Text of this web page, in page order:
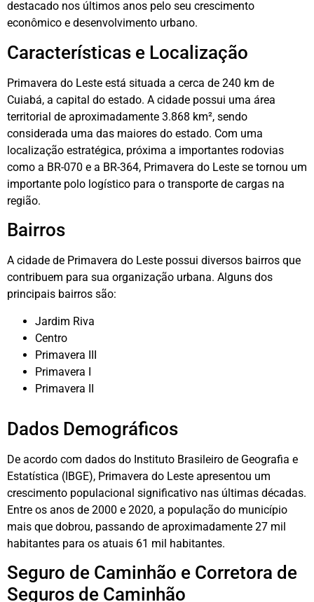
destacado nos últimos anos pelo seu crescimento
econômico e desenvolvimento urbano.
Características e Localização
Primavera do Leste está situada a cerca de 240 km de
Cuiabá, a capital do estado. A cidade possui uma área
territorial de aproximadamente 3.868 km², sendo
considerada uma das maiores do estado. Com uma
localização estratégica, próxima a importantes rodovias
como a BR-070 e a BR-364, Primavera do Leste se tornou um
importante polo logístico para o transporte de cargas na
região.
Bairros
A cidade de Primavera do Leste possui diversos bairros que
contribuem para sua organização urbana. Alguns dos
principais bairros são:
Jardim Riva
Centro
Primavera III
Primavera I
Primavera II
Dados Demográficos
De acordo com dados do Instituto Brasileiro de Geografia e
Estatística (IBGE), Primavera do Leste apresentou um
crescimento populacional significativo nas últimas décadas.
Entre os anos de 2000 e 2020, a população do município
mais que dobrou, passando de aproximadamente 27 mil
habitantes para os atuais 61 mil habitantes.
Seguro de Caminhão e Corretora de
Seguros de Caminhão